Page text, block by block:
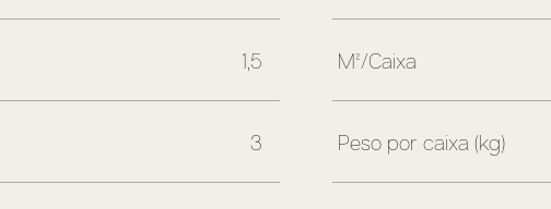
1,5 M²/Caixa
3 Peso por caixa (kg)